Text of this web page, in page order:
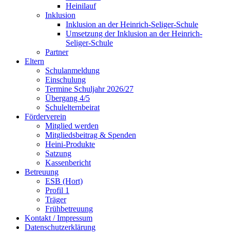
Heinilauf
Inklusion
Inklusion an der Heinrich-Seliger-Schule
Umsetzung der Inklusion an der Heinrich-
Seliger-Schule
Partner
Eltern
Schulanmeldung
Einschulung
Termine Schuljahr 2026/27
Übergang 4/5
Schulelternbeirat
Förderverein
Mitglied werden
Mitgliedsbeitrag & Spenden
Heini-Produkte
Satzung
Kassenbericht
Betreuung
ESB (Hort)
Profil 1
Träger
Frühbetreuung
Kontakt / Impressum
Datenschutzerklärung